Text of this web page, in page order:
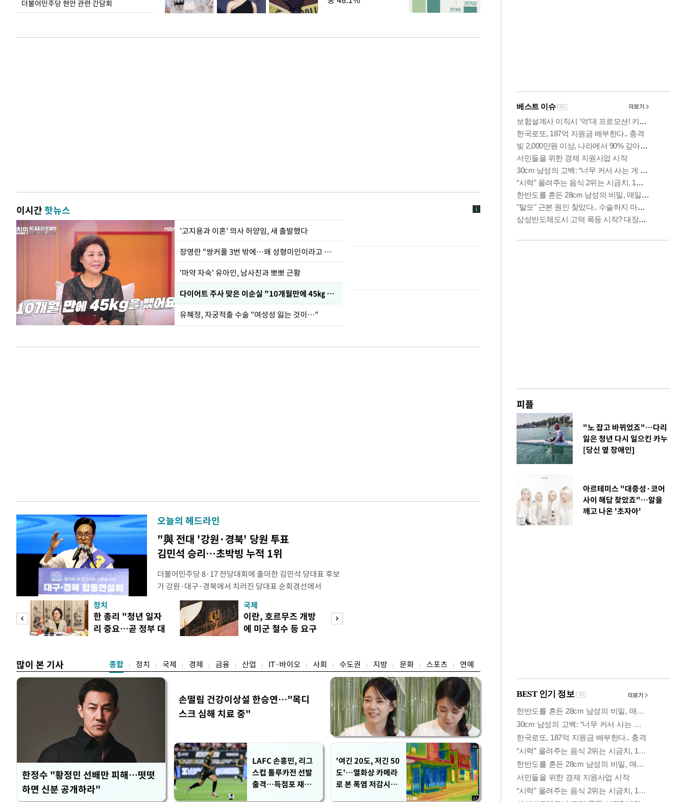
더불어민주당 현안 관련 간담회
이시간핫뉴스
'고지용과 이혼' 의사 허양임, 새 출발했다
장영란 "쌍커풀 3번 밖에…왜 성형미인이라고 하냐"
'마약 자숙' 유아인, 남사친과 뽀뽀 근황
다이어트 주사 맞은 이순실 "10개월만에 45㎏ 감량"
유혜정, 자궁적출 수술 "여성성 잃는 것이…"
오늘의 헤드라인
"與 전대 '강원·경북' 당원 투표
김민석 승리…초박빙 누적 1위
더불어민주당 8·17 전당대회에 출마한 김민석 당대표 후보
가 강원·대구·경북에서 치러진 당대표 순회경선에서
48.54%(1만8977표)를 얻어 상대 경쟁주자인 정청래 후보
를 1622표(4.14%p) 차로 제치고 1위를 차지했다. 전날 제주
·인천 권리당원 투표에서도 김 후보가 앞섰다. 이에 따라 누
적 합산(가중치 미반영)에서도 김 후보(46.01%)가
피
정치
한 총리 "청년 일자
리 중요…곧 정부 대
국제
이란, 호르무즈 개방
에 미군 철수 등 요구
많이 본 기사 종합 정치 국제 경제 금융 산업 IT·바이오 사회 수도권 지방 문화 스포츠 연예
한정수 "황정민 선배만 피해…떳떳
하면 신분 공개하라"
손떨림 건강이상설 한승연…"목디
스크 심해 치료 중"
LAFC 손흥민, 리그
스컵 톨루카전 선발
출격…득점포 재가
'여긴 20도, 저긴 50
도'…열화상 카메라
로 본 폭염 저감시설
피플
"노 잡고 바뀌었죠"…다리
잃은 청년 다시 일으킨 카누
[당신 옆 장애인]
아르테미스 "대중성·코어
사이 해답 찾았죠"…알을
깨고 나온 '초자아'